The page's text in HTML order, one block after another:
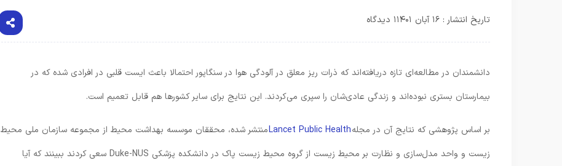
تاریخ انتشار : ۱۶ آبان ۱۴۰۱ ۱ دیدگاه
دانشمندان در مطالعه‌ای تازه دریافته‌اند که ذرات ریز معلق در آلودگی هوا در سنگاپور احتمالا باعث ایست قلبی در افرادی شده که در
بیمارستان بستری نبوده‌اند و زندگی عادی‌شان را سپری می‌کردند. این نتایج برای سایر کشورها هم قابل تعمیم است.
بر اساس پژوهشی که نتایج آن در مجلهLancet Public Healthمنتشر شده، محققان موسسه بهداشت محیط از مجموعه سازمان ملی محیط
زیست و واحد مدل‌سازی و نظارت بر محیط زیست از گروه محیط زیست پاک در دانشکده پزشکی Duke-NUS سعی کردند ببینند که آیا